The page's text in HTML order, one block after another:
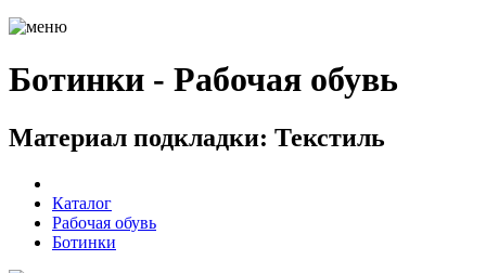
Ботинки - Рабочая обувь
Материал подкладки: Текстиль
Каталог
Рабочая обувь
Ботинки